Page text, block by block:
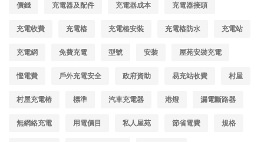
價錢 充電器及配件 充電器成本 充電器接頭
充電收費 充電樁 充電樁安裝 充電樁防水 充電站
充電網 免費充電 型號 安裝 屋苑安裝充電
慳電費 戶外充電安全 政府資助 易充站收費 村屋
村屋充電樁 標準 汽車充電器 港燈 漏電斷路器
無網絡充電 用電價目 私人屋苑 節省電費 規格